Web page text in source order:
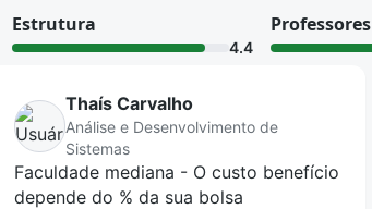
Estrutura
4.4
Professores
Thaís Carvalho
Análise e Desenvolvimento de
Sistemas
Faculdade mediana - O custo benefício
depende do % da sua bolsa